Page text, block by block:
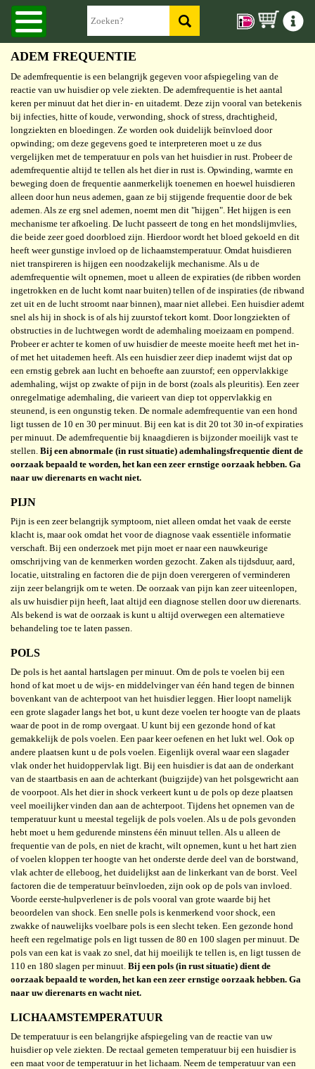
ADEM FREQUENTIE
De ademfrequentie is een belangrijk gegeven voor afspiegeling van de
reactie van uw huisdier op vele ziekten. De ademfrequentie is het aantal
keren per minuut dat het dier in- en uitademt. Deze zijn vooral van betekenis
bij infecties, hitte of koude, verwonding, shock of stress, drachtigheid,
longziekten en bloedingen. Ze worden ook duidelijk beïnvloed door
opwinding; om deze gegevens goed te interpreteren moet u ze dus
vergelijken met de temperatuur en pols van het huisdier in rust. Probeer de
ademfrequentie altijd te tellen als het dier in rust is. Opwinding, warmte en
beweging doen de frequentie aanmerkelijk toenemen en hoewel huisdieren
alleen door hun neus ademen, gaan ze bij stijgende frequentie door de bek
ademen. Als ze erg snel ademen, noemt men dit "hijgen". Het hijgen is een
mechanisme ter afkoeling. De lucht passeert de tong en het mondslijmvlies,
die beide zeer goed doorbloed zijn. Hierdoor wordt het bloed gekoeld en dit
heeft weer gunstige invloed op de lichaamstemperatuur. Omdat huisdieren
niet transpireren is hijgen een noodzakelijk mechanisme. Als u de
ademfrequentie wilt opnemen, moet u alleen de expiraties (de ribben worden
ingetrokken en de lucht komt naar buiten) tellen of de inspiraties (de ribwand
zet uit en de lucht stroomt naar binnen), maar niet allebei. Een huisdier ademt
snel als hij in shock is of als hij zuurstof tekort komt. Door longziekten of
obstructies in de luchtwegen wordt de ademhaling moeizaam en pompend.
Probeer er achter te komen of uw huisdier de meeste moeite heeft met het in-
of met het uitademen heeft. Als een huisdier zeer diep inademt wijst dat op
een ernstig gebrek aan lucht en behoefte aan zuurstof; een oppervlakkige
ademhaling, wijst op zwakte of pijn in de borst (zoals als pleuritis). Een zeer
onregelmatige ademhaling, die varieert van diep tot oppervlakkig en
steunend, is een ongunstig teken. De normale ademfrequentie van een hond
ligt tussen de 10 en 30 per minuut. Bij een kat is dit 20 tot 30 in-of expiraties
per minuut. De ademfrequentie bij knaagdieren is bijzonder moeilijk vast te
stellen. Bij een abnormale (in rust situatie) ademhalingsfrequentie dient de
oorzaak bepaald te worden, het kan een zeer ernstige oorzaak hebben. Ga
naar uw dierenarts en wacht niet.
PIJN
Pijn is een zeer belangrijk symptoom, niet alleen omdat het vaak de eerste
klacht is, maar ook omdat het voor de diagnose vaak essentiële informatie
verschaft. Bij een onderzoek met pijn moet er naar een nauwkeurige
omschrijving van de kenmerken worden gezocht. Zaken als tijdsduur, aard,
locatie, uitstraling en factoren die de pijn doen verergeren of verminderen
zijn zeer belangrijk om te weten. De oorzaak van pijn kan zeer uiteenlopen,
als uw huisdier pijn heeft, laat altijd een diagnose stellen door uw dierenarts.
Als bekend is wat de oorzaak is kunt u altijd overwegen een alternatieve
behandeling toe te laten passen.
POLS
De pols is het aantal hartslagen per minuut. Om de pols te voelen bij een
hond of kat moet u de wijs- en middelvinger van één hand tegen de binnen
bovenkant van de achterpoot van het huisdier leggen. Hier loopt namelijk
een grote slagader langs het bot, u kunt deze voelen ter hoogte van de plaats
waar de poot in de romp overgaat. U kunt bij een gezonde hond of kat
gemakkelijk de pols voelen. Een paar keer oefenen en het lukt wel. Ook op
andere plaatsen kunt u de pols voelen. Eigenlijk overal waar een slagader
vlak onder het huidoppervlak ligt. Bij een huisdier is dat aan de onderkant
van de staartbasis en aan de achterkant (buigzijde) van het polsgewricht aan
de voorpoot. Als het dier in shock verkeert kunt u de pols op deze plaatsen
veel moeilijker vinden dan aan de achterpoot. Tijdens het opnemen van de
temperatuur kunt u meestal tegelijk de pols voelen. Als u de pols gevonden
hebt moet u hem gedurende minstens één minuut tellen. Als u alleen de
frequentie van de pols, en niet de kracht, wilt opnemen, kunt u het hart zien
of voelen kloppen ter hoogte van het onderste derde deel van de borstwand,
vlak achter de elleboog, het duidelijkst aan de linkerkant van de borst. Veel
factoren die de temperatuur beïnvloeden, zijn ook op de pols van invloed.
Voorde eerste-hulpverlener is de pols vooral van grote waarde bij het
beoordelen van shock. Een snelle pols is kenmerkend voor shock, een
zwakke of nauwelijks voelbare pols is een slecht teken. Een gezonde hond
heeft een regelmatige pols en ligt tussen de 80 en 100 slagen per minuut. De
pols van een kat is vaak zo snel, dat hij moeilijk te tellen is, en ligt tussen de
110 en 180 slagen per minuut. Bij een pols (in rust situatie) dient de
oorzaak bepaald te worden, het kan een zeer ernstige oorzaak hebben. Ga
naar uw dierenarts en wacht niet.
LICHAAMSTEMPERATUUR
De temperatuur is een belangrijke afspiegeling van de reactie van uw
huisdier op vele ziekten. De rectaal gemeten temperatuur bij een huisdier is
een maat voor de temperatuur in het lichaam. Neem de temperatuur van een